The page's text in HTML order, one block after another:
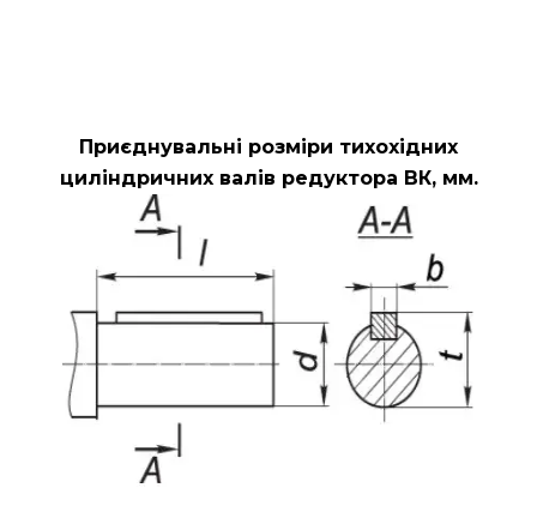
Приєднувальні розміри тихохідних
циліндричних валів редуктора ВК, мм.